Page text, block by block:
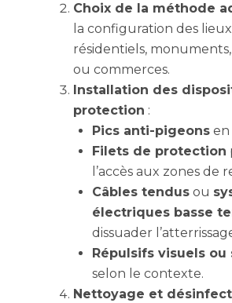
Choix de la méthode
la configuration des
résidentiels,
ou commerces.
Installation des
protection :
Pics anti-pigeons en
Filets de protection
l’accès aux zones de
Câbles tendus ou
électriques basse
dissuader
Répulsifs visuels ou
selon le contexte.
Nettoyage et